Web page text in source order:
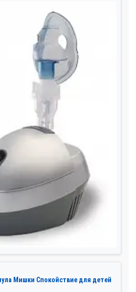
Мишки Спокойствие для детей